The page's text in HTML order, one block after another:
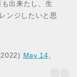
出来たし、生
ンジしたいと思
May 14,